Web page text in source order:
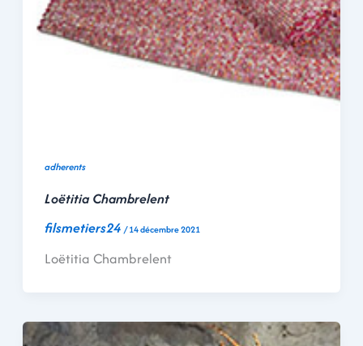
adherents
Loëtitia Chambrelent
filsmetiers24 /14 décembre 2021
Loëtitia Chambrelent